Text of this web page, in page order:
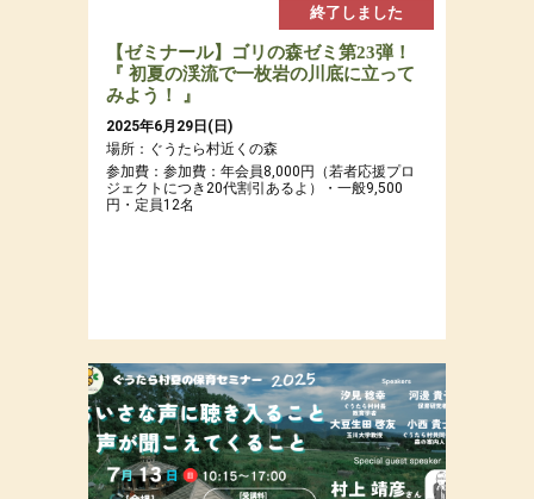
終了しました
【ゼミナール】ゴリの森ゼミ第23弾！
『 初夏の渓流で一枚岩の川底に立って
みよう！ 』
2025年6月29日(日)
場所：ぐうたら村近くの森
参加費：参加費：年会員8,000円（若者応援プロ
ジェクトにつき20代割引あるよ）・一般9,500
円・定員12名